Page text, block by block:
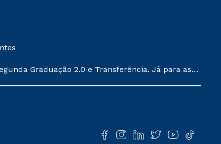
Graduação 2.0 e Transferência. Já para as